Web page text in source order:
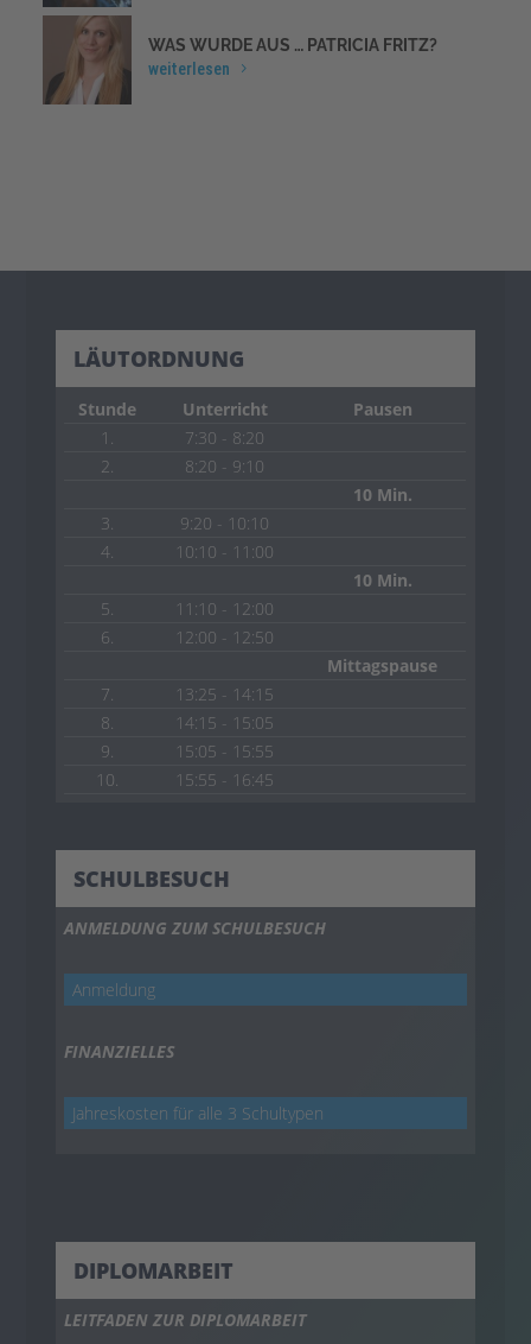
WAS WURDE AUS … PATRICIA FRITZ?
weiterlesen
LÄUTORDNUNG
Stunde Unterricht
Pausen
1.
7:30 - 8:20
2.
8:20 - 9:10
10 Min.
3.
9:20 - 10:10
4.
10:10 - 11:00
10 Min.
5.
11:10 - 12:00
6.
12:00 - 12:50
Mittagspause
7.
13:25 - 14:15
8.
14:15 - 15:05
9.
15:05 - 15:55
10.
15:55 - 16:45
SCHULBESUCH
ANMELDUNG ZUM SCHULBESUCH
Anmeldung
FINANZIELLES
Jahreskosten für alle 3 Schultypen
DIPLOMARBEIT
LEITFADEN ZUR DIPLOMARBEIT